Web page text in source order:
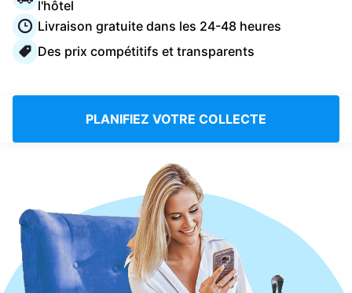
Connectez-vous
France FR
l'hôtel
Livraison gratuite dans les 24-48 heures
Des prix compétitifs et transparents
PLANIFIEZ VOTRE COLLECTE